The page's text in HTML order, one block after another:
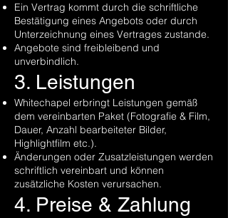
Ein Vertrag kommt durch die schriftliche
Bestätigung eines Angebots oder durch
Unterzeichnung eines Vertrages zustande.
Angebote sind freibleibend und
unverbindlich.
3. Leistungen
Whitechapel erbringt Leistungen gemäß
dem vereinbarten Paket (Fotografie & Film,
Dauer, Anzahl bearbeiteter Bilder,
Highlightfilm etc.).
Änderungen oder Zusatzleistungen werden
schriftlich vereinbart und können
zusätzliche Kosten verursachen.
4. Preise & Zahlung